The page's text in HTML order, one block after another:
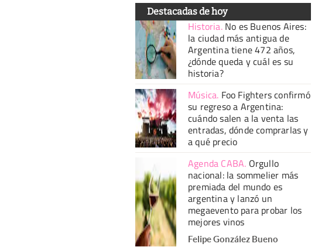
Destacadas de hoy
Historia. No es Buenos Aires:
la ciudad más antigua de
Argentina tiene 472 años,
¿dónde queda y cuál es su
historia?
Música. Foo Fighters confirmó
su regreso a Argentina:
cuándo salen a la venta las
entradas, dónde comprarlas y
a qué precio
Agenda CABA. Orgullo
nacional: la sommelier más
premiada del mundo es
argentina y lanzó un
megaevento para probar los
mejores vinos
Felipe González Bueno